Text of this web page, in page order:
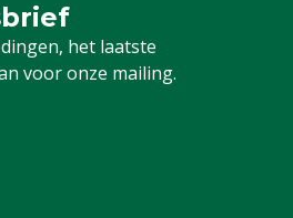
het laatste
voor onze mailing.